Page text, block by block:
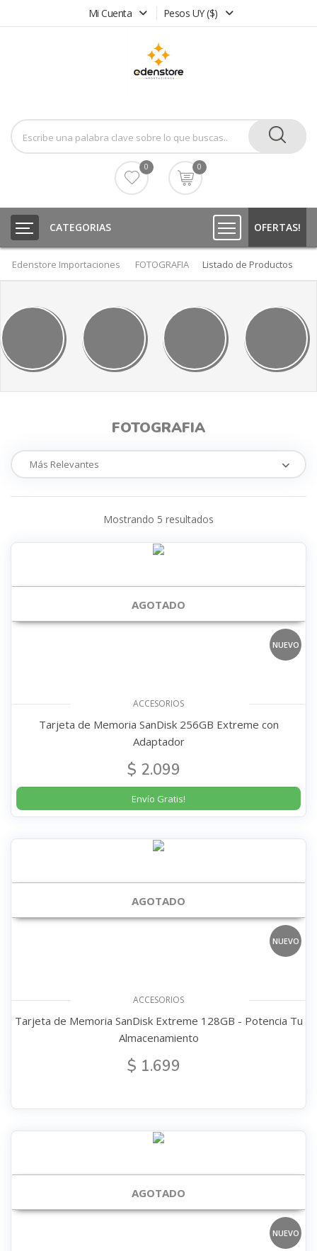
Mi Cuenta Pesos UY ($)
0 0
OFERTAS!
CATEGORIAS
Edenstore Importaciones FOTOGRAFIA Listado de Productos
FOTOGRAFIA
Mostrando 5 resultados
NUEVO
AGOTADO
ACCESORIOS
Tarjeta de Memoria SanDisk 256GB Extreme con
Adaptador
$ 2.099
Envío Gratis!
NUEVO
AGOTADO
ACCESORIOS
Tarjeta de Memoria SanDisk Extreme 128GB - Potencia Tu
Almacenamiento
$ 1.699
NUEVO
AGOTADO